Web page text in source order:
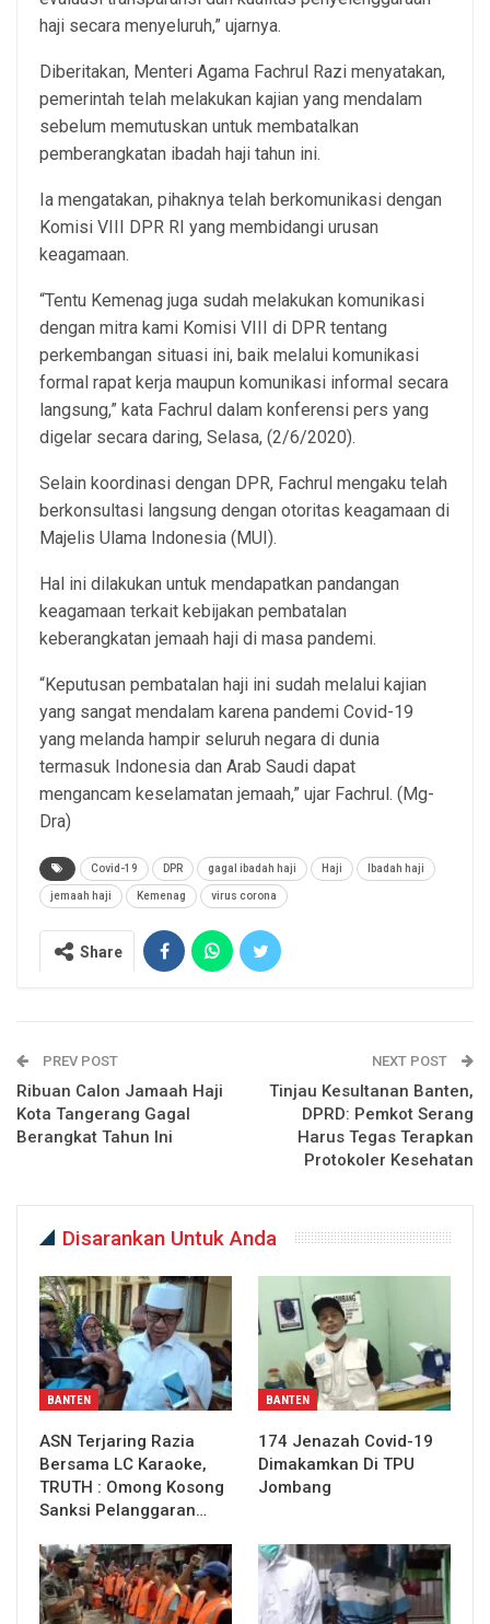
haji secara menyeluruh,” ujarnya.
Diberitakan, Menteri Agama Fachrul Razi menyatakan,
pemerintah telah melakukan kajian yang mendalam
sebelum memutuskan untuk membatalkan
pemberangkatan ibadah haji tahun ini.
Ia mengatakan, pihaknya telah berkomunikasi dengan
Komisi VIII DPR RI yang membidangi urusan
keagamaan.
“Tentu Kemenag juga sudah melakukan komunikasi
dengan mitra kami Komisi VIII di DPR tentang
perkembangan situasi ini, baik melalui komunikasi
formal rapat kerja maupun komunikasi informal secara
langsung,” kata Fachrul dalam konferensi pers yang
digelar secara daring, Selasa, (2/6/2020).
Selain koordinasi dengan DPR, Fachrul mengaku telah
berkonsultasi langsung dengan otoritas keagamaan di
Majelis Ulama Indonesia (MUI).
Hal ini dilakukan untuk mendapatkan pandangan
keagamaan terkait kebijakan pembatalan
keberangkatan jemaah haji di masa pandemi.
“Keputusan pembatalan haji ini sudah melalui kajian
yang sangat mendalam karena pandemi Covid-19
yang melanda hampir seluruh negara di dunia
termasuk Indonesia dan Arab Saudi dapat
mengancam keselamatan jemaah,” ujar Fachrul. (Mg-
Dra)
Covid-19 DPR gagal ibadah haji Haji Ibadah haji
jemaah haji Kemenag virus corona
Share
PREV POST
Ribuan Calon Jamaah Haji
Kota Tangerang Gagal
Berangkat Tahun Ini
NEXT POST
Tinjau Kesultanan Banten,
DPRD: Pemkot Serang
Harus Tegas Terapkan
Protokoler Kesehatan
Disarankan Untuk Anda
BANTEN
ASN Terjaring Razia
Bersama LC Karaoke,
TRUTH : Omong Kosong
Sanksi Pelanggaran…
BANTEN
174 Jenazah Covid-19
Dimakamkan Di TPU
Jombang